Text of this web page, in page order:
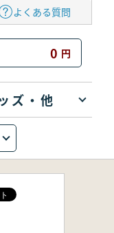
よくある質問
0 円
ズ・他